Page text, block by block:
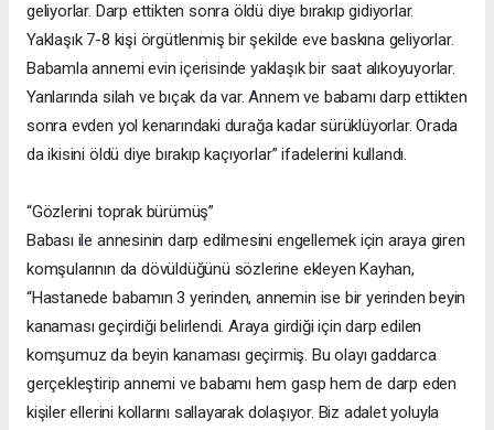
geliyorlar. Darp ettikten sonra öldü diye bırakıp gidiyorlar.
Yaklaşık 7-8 kişi örgütlenmiş bir şekilde eve baskına geliyorlar.
Babamla annemi evin içerisinde yaklaşık bir saat alıkoyuyorlar.
Yanlarında silah ve bıçak da var. Annem ve babamı darp ettikten
sonra evden yol kenarındaki durağa kadar sürüklüyorlar. Orada
da ikisini öldü diye bırakıp kaçıyorlar” ifadelerini kullandı.
“Gözlerini toprak bürümüş”
Babası ile annesinin darp edilmesini engellemek için araya giren
komşularının da dövüldüğünü sözlerine ekleyen Kayhan,
“Hastanede babamın 3 yerinden, annemin ise bir yerinden beyin
kanaması geçirdiği belirlendi. Araya girdiği için darp edilen
komşumuz da beyin kanaması geçirmiş. Bu olayı gaddarca
gerçekleştirip annemi ve babamı hem gasp hem de darp eden
kişiler ellerini kollarını sallayarak dolaşıyor. Biz adalet yoluyla